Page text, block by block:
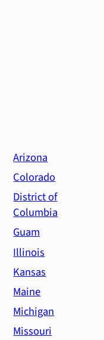
Arizona
Colorado
District of
Columbia
Guam
Illinois
Kansas
Maine
Michigan
Missouri